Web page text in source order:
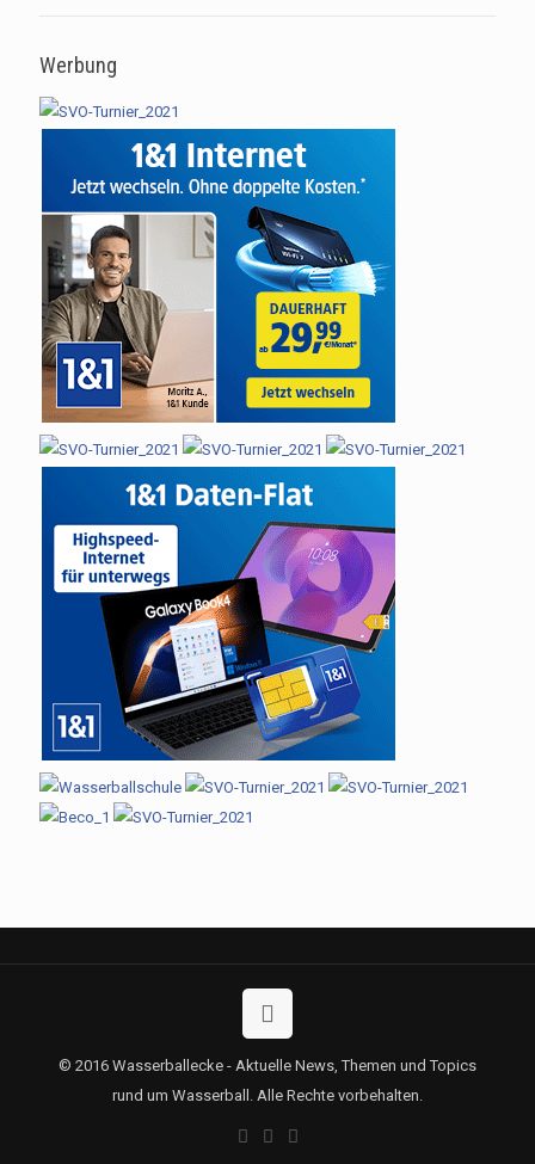
Werbung
© 2016 Wasserballecke - Aktuelle News, Themen und Topics
rund um Wasserball. Alle Rechte vorbehalten.